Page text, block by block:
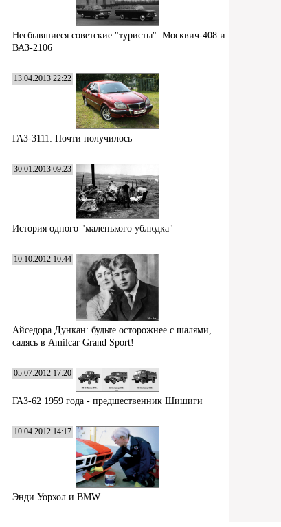
Несбывшиеся советские "туристы": Москвич-408 и
ВАЗ-2106
13.04.2013 22:22
ГАЗ-3111: Почти получилось
30.01.2013 09:23
История одного "маленького ублюдка"
10.10.2012 10:44
Айседора Дункан: будьте осторожнее с шалями,
садясь в Amilcar Grand Sport!
05.07.2012 17:20
ГАЗ-62 1959 года - предшественник Шишиги
10.04.2012 14:17
Энди Уорхол и BMW